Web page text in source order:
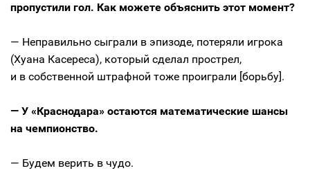
пропустили гол. Как можете объяснить этот момент?
— Неправильно сыграли в эпизоде, потеряли игрока
(Хуана Касереса), который сделал прострел,
и в собственной штрафной тоже проиграли [борьбу].
— У «Краснодара» остаются математические шансы
на чемпионство.
— Будем верить в чудо.